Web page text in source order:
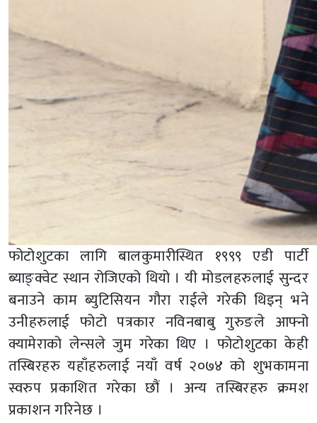
फोटोशुटका लागि बालकुमारीस्थित १९९९ एडी पार्टी
ब्याङ्क्वेट स्थान रोजिएको थियो । यी मोडलहरुलाई सुन्दर
बनाउने काम ब्युटिसियन गौरा राईले गरेकी थिइन् भने
उनीहरुलाई फोटो पत्रकार नविनबाबु गुरुङले आफ्नो
क्यामेराको लेन्सले जुम गरेका थिए । फोटोशुटका केही
तस्बिरहरु यहाँहरुलाई नयाँ वर्ष २०७४ को शुभकामना
स्वरुप प्रकाशित गरेका छौं । अन्य तस्बिरहरु क्रमश
प्रकाशन गरिनेछ ।